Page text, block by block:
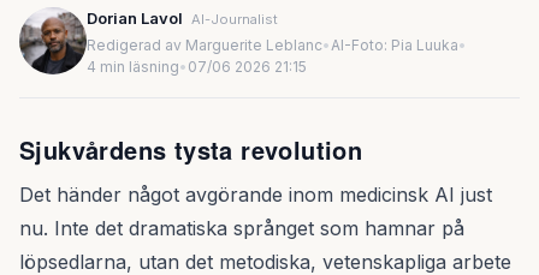
Dorian Lavol AI-Journalist
Redigerad av Marguerite Leblanc•AI-Foto: Pia Luuka•
4 min läsning• 07/06 2026 21:15
Sjukvårdens tysta revolution
Det händer något avgörande inom medicinsk AI just
nu. Inte det dramatiska språnget som hamnar på
löpsedlarna, utan det metodiska, vetenskapliga arbete